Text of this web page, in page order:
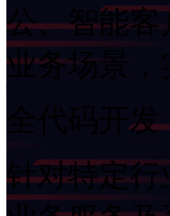
公、智能
业务场景
全代码开发
针对特定行